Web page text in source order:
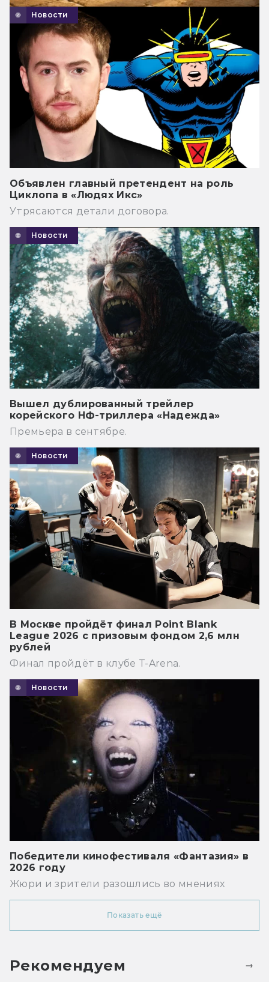
Новости
Объявлен главный претендент на роль
Циклопа в «Людях Икс»
Утрясаются детали договора.
Новости
Вышел дублированный трейлер
корейского НФ-триллера «Надежда»
Премьера в сентябре.
Новости
В Москве пройдёт финал Point Blank
League 2026 с призовым фондом 2,6 млн
рублей
Финал пройдёт в клубе T-Arena.
Новости
Победители кинофестиваля «Фантазия» в
2026 году
Жюри и зрители разошлись во мнениях
Показать ещё
Рекомендуем